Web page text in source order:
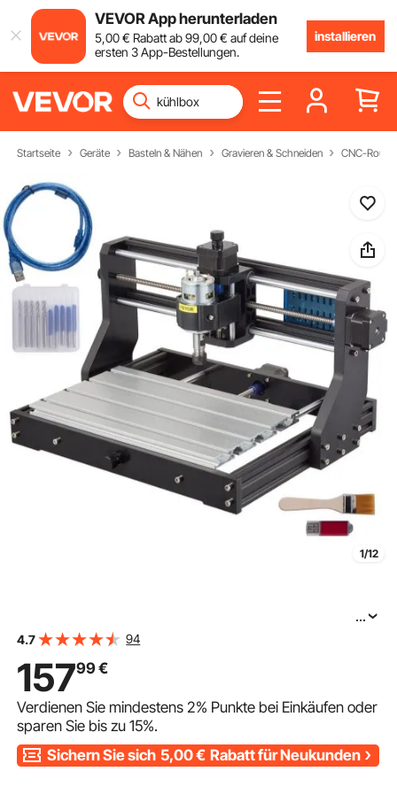
VEVOR App herunterladen
5,00€ Rabatt ab99,00€ auf deine
ersten 3 App-Bestellungen.
installieren
Startseite Geräte Basteln & Nähen Gravieren & Schneiden CNC-
1/12
VEVOR CNC 3018 DIY Graviermaschine Pro
...
4.7 94
15799€
Verdienen Sie mindestens2% Punkte bei Einkäufen oder
sparen Sie bis zu15%.
Sichern Sie sich 5,00€ Rabatt für Neukunden